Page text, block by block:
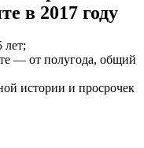
в 2017 году
лет;
— от полугода, общий
истории и просрочек